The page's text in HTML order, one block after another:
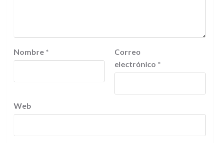
Nombre *
Correo
electrónico *
Web